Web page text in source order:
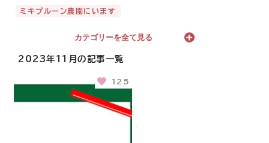
ミキプルーン農園にいます
カテゴリーを全て見る
2023年11月の記事一覧
125